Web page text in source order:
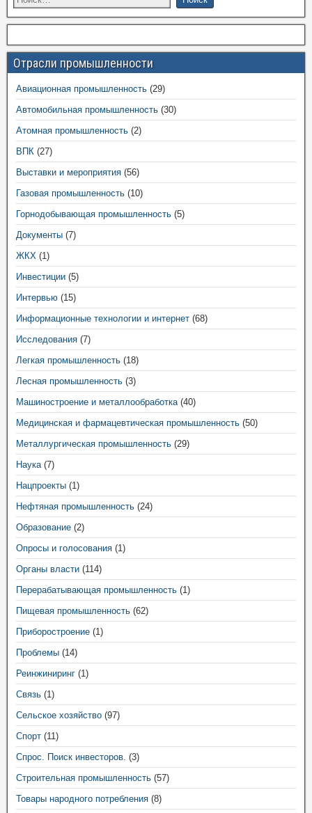
Отрасли промышленности
Авиационная промышленность (29)
Автомобильная промышленность (30)
Атомная промышленность (2)
ВПК (27)
Выставки и мероприятия (56)
Газовая промышленность (10)
Горнодобывающая промышленность (5)
Документы (7)
ЖКХ (1)
Инвестиции (5)
Интервью (15)
Информационные технологии и интернет (68)
Исследования (7)
Легкая промышленность (18)
Лесная промышленность (3)
Машиностроение и металлообработка(40)
Медицинская и фармацевтическая промышленность (50)
Металлургическая промышленность (29)
Наука(7)
Нацпроекты (1)
Нефтяная промышленность (24)
Образование (2)
Опросы и голосования (1)
Органы власти (114)
Перерабатывающая промышленность (1)
Пищевая промышленность (62)
Приборостроение (1)
Проблемы (14)
Реинжиниринг (1)
Связь (1)
Сельское хозяйство (97)
Спорт (11)
Спрос. Поиск инвесторов. (3)
Строительная промышленность (57)
Товары народного потребления (8)